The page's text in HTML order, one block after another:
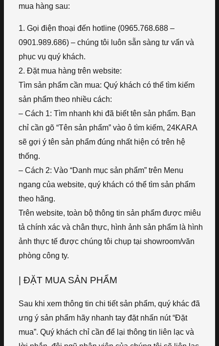
mua hàng sau:
1. Gọi điện thoại đến hotline (0965.768.688 –
0901.989.686) – chúng tôi luôn sẵn sàng tư vấn và
phục vụ quý khách.
2. Đặt mua hàng trên website:
Tìm sản phẩm cần mua: Quý khách có thể tìm kiếm
sản phẩm theo nhiều cách:
– Cách 1: Tìm nhanh khi đã biết tên sản phẩm. Bạn
chỉ cần gõ “Tên sản phẩm” vào ô tìm kiếm, 24KARA
sẽ gợi ý tên sản phẩm đúng nhất hiện có trên hệ
thống.
– Cách 2: Vào “Danh mục sản phẩm” trên Menu
ngang của website, quý khách có thể tìm sản phẩm
theo hãng.
Trên website, toàn bộ thông tin sản phẩm được miêu
tả chính xác và chân thực, hình ảnh sản phẩm là hình
ảnh thực tế được chúng tôi chụp tại showroom/văn
phòng công ty.
| ĐẶT MUA SẢN PHẨM
Sau khi xem thông tin chi tiết sản phẩm, quý khác đã
ưng ý sản phẩm hãy nhanh tay đặt nhấn nút “Đặt
mua”. Quý khách chỉ cần để lại thông tin liên lạc và